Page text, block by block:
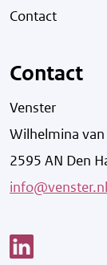
Contact
Contact
Venster
Wilhelmina
2595 AN Den
info@venster.nl